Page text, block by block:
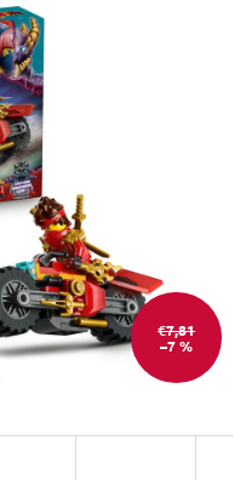
€7,81
–7 %